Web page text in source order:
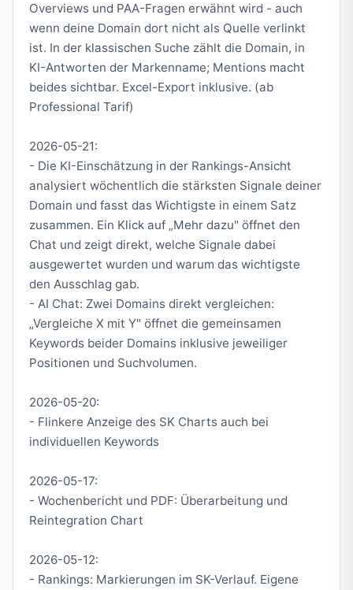
Overviews und PAA-Fragen erwähnt wird - auch
wenn deine Domain dort nicht als Quelle verlinkt
ist. In der klassischen Suche zählt die Domain, in
KI-Antworten der Markenname; Mentions macht
beides sichtbar. Excel-Export inklusive. (ab
Professional Tarif)
2026-05-21:
- Die KI-Einschätzung in der Rankings-Ansicht
analysiert wöchentlich die stärksten Signale deiner
Domain und fasst das Wichtigste in einem Satz
zusammen. Ein Klick auf „Mehr dazu" öffnet den
Chat und zeigt direkt, welche Signale dabei
ausgewertet wurden und warum das wichtigste
den Ausschlag gab.
- AI Chat: Zwei Domains direkt vergleichen:
„Vergleiche X mit Y" öffnet die gemeinsamen
Keywords beider Domains inklusive jeweiliger
Positionen und Suchvolumen.
2026-05-20:
- Flinkere Anzeige des SK Charts auch bei
individuellen Keywords
2026-05-17:
- Wochenbericht und PDF: Überarbeitung und
Reintegration Chart
2026-05-12:
- Rankings: Markierungen im SK-Verlauf. Eigene